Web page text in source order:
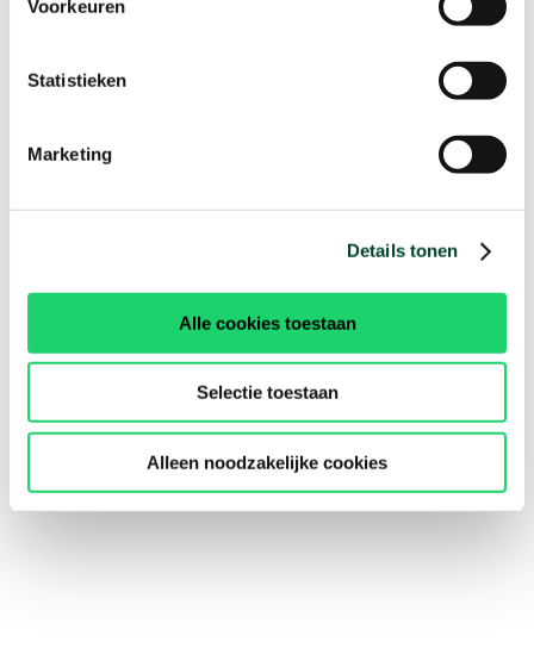
Voorkeuren
Statistieken
Marketing
Details tonen
Alle cookies toestaan
Selectie toestaan
Alleen noodzakelijke cookies